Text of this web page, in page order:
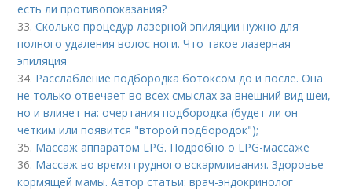
есть ли противопоказания?
33.Сколько процедур лазерной эпиляции нужно для
полного удаления волос ноги. Что такое лазерная
эпиляция
34. Расслабление подбородка ботоксом до и после. Она
не только отвечает во всех смыслах за внешний вид шеи,
но и влияет на: очертания подбородка (будет ли он
четким или появится "второй подбородок");
35. Массаж аппаратом LPG. Подробно о LPG-массаже
36. Массаж во время грудного вскармливания. Здоровье
кормящей мамы. Автор статьи: врач-эндокринолог